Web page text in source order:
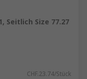
Seitlich Size 77.27
CHF.23.74/Stück